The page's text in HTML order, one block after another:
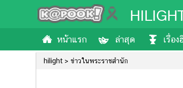
หน้าแรก ล่าสุด เรื่อง
hilight ข่าวในพระราชสำนัก